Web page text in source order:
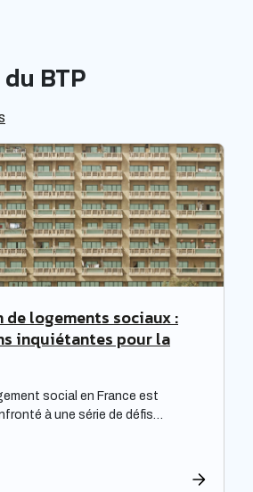
BTP
logements sociaux :
inquiétantes pour la
social en France est
à une série de défis
de rénovation, mais